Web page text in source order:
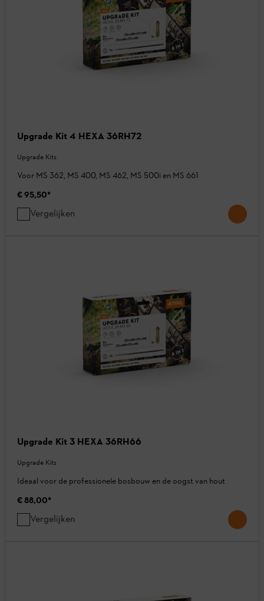
Upgrade Kit 4 HEXA 36RH72
Upgrade Kits
Voor MS 362, MS 400, MS 462, MS 500i en MS 661
€ 95,50*
Vergelijken
Upgrade Kit 3 HEXA 36RH66
Upgrade Kits
Ideaal voor de professionele bosbouw en de oogst van hout
€ 88,00*
Vergelijken